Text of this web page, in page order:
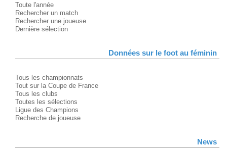
Toute l'année
Rechercher un match
Rechercher une joueuse
Dernière sélection
Données sur le foot au féminin
Tous les championnats
Tout sur la Coupe de France
Tous les clubs
Toutes les sélections
Ligue des Champions
Recherche de joueuse
News